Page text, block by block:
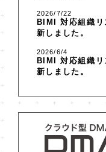
2026/7/22
BIMI 対応組織リ
新しました。
2026/6/4
BIMI 対応組織リ
新しました。